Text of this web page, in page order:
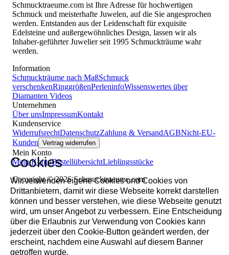
Schmucktraeume.com ist Ihre Adresse für hochwertigen
Schmuck und meisterhafte Juwelen, auf die Sie angesprochen
werden. Entstanden aus der Leidenschaft für exquisite
Edelsteine und außergewöhnliches Design, lassen wir als
Inhaber-geführter Juwelier seit 1995 Schmuckträume wahr
werden.
Information
Schmuckträume nach MaßSchmuck
verschenkenRinggrößenPerleninfoWissenswertes über
Diamanten Videos
Unternehmen
Über unsImpressumKontakt
Kundenservice
WiderrufsrechtDatenschutzZahlung & VersandAGBNicht-EU-
Kunden Vertrag widerrufen
Mein Konto
Mein KontoBestellübersichtLieblingsstücke
Copyright © 2026 Schmucktraeume.com
Cookies
Wir verwenden eigene Cookies und Cookies von
Drittanbietern, damit wir diese Webseite korrekt darstellen
können und besser verstehen, wie diese Webseite genutzt
wird, um unser Angebot zu verbessern. Eine Entscheidung
über die Erlaubnis zur Verwendung von Cookies kann
jederzeit über den Cookie-Button geändert werden, der
erscheint, nachdem eine Auswahl auf diesem Banner
getroffen wurde.